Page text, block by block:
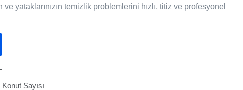
ve yataklarınızın temizlik problemlerini hızlı, titiz ve profesyonel
Sayısı